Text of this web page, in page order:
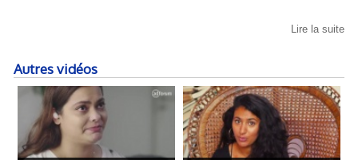
Lire la suite
Autres vidéos